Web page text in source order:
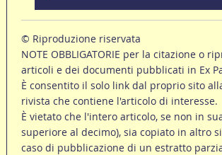
© Riproduzione riservata
NOTE OBBLIGATORIE per la citazione o
articoli e dei documenti pubblicati in Ex
È consentito il solo link dal proprio sito
rivista che contiene l'articolo di interesse.
È vietato che l'intero articolo, se non in
superiore al decimo), sia copiato in altro
caso di pubblicazione di un estratto